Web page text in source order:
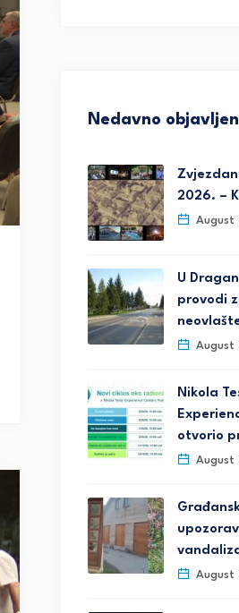
Nedavno
2026. –
August
U
provodi
August
Nikola
otvorio
August
August